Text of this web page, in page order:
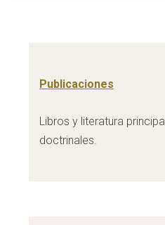
Publicaciones
Libros y literatura
doctrinales.